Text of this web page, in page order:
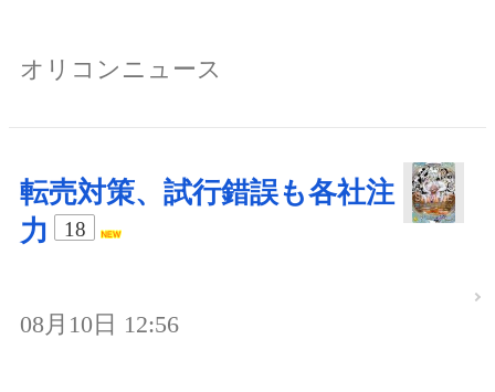
オリコンニュース
転売対策、試行錯誤も各社注
力
18
08月10日 12:56